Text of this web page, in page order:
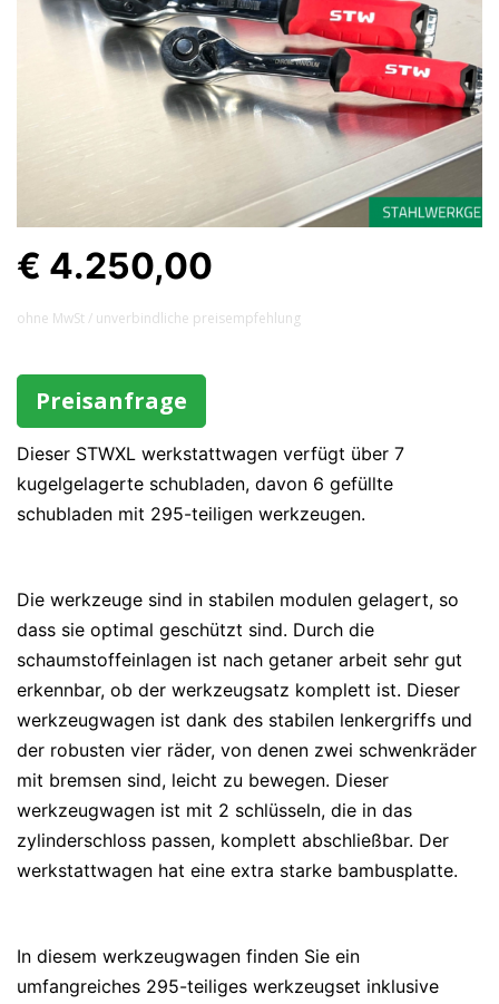
€ 4.250,00
ohne MwSt / unverbindliche preisempfehlung
Preisanfrage
Dieser STWXL werkstattwagen verfügt über 7
kugelgelagerte schubladen, davon 6 gefüllte
schubladen mit 295-teiligen werkzeugen.
Die werkzeuge sind in stabilen modulen gelagert, so
dass sie optimal geschützt sind. Durch die
schaumstoffeinlagen ist nach getaner arbeit sehr gut
erkennbar, ob der werkzeugsatz komplett ist. Dieser
werkzeugwagen ist dank des stabilen lenkergriffs und
der robusten vier räder, von denen zwei schwenkräder
mit bremsen sind, leicht zu bewegen. Dieser
werkzeugwagen ist mit 2 schlüsseln, die in das
zylinderschloss passen, komplett abschließbar. Der
werkstattwagen hat eine extra starke bambusplatte.
In diesem werkzeugwagen finden Sie ein
umfangreiches 295-teiliges werkzeugset inklusive